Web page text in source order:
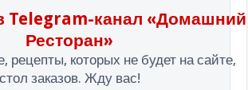
Telegram-канал «Домашний
Ресторан»
которых не будет на сайте,
стол заказов. Жду вас!